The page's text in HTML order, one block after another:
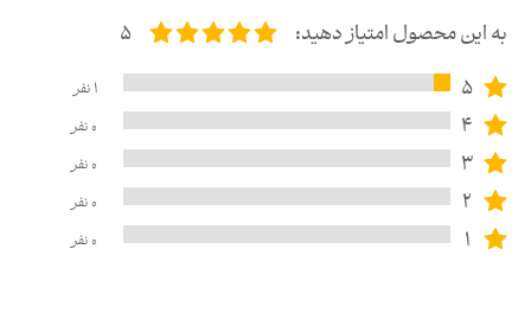
به این محصول امتیاز دهید:
5
5
1نفر
4
0نفر
3
0نفر
2
0نفر
1
0نفر